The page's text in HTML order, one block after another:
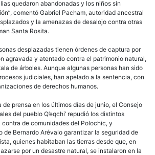
quedaron abandonadas y los niños sin
comentó Gabriel Pacham, autoridad ancestral
y la amenazas de desalojo contra otras
Santa Rosita.
desplazadas tienen órdenes de captura por
agravada y atentado contra el patrimonio natural,
de árboles. Aunque algunas personas han sido
judiciales, han apelado a la sentencia, con
de derechos humanos.
prensa en los últimos días de junio, el Consejo
del pueblo Q’eqchi’ repudió los distintos
de comunidades del Polochic, y
de Bernardo Arévalo garantizar la seguridad de
quienes habitaban las tierras desde que, en
por un desastre natural, se instalaron en la